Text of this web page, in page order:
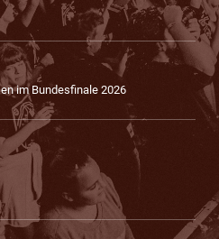
im Bundesfinale 2026